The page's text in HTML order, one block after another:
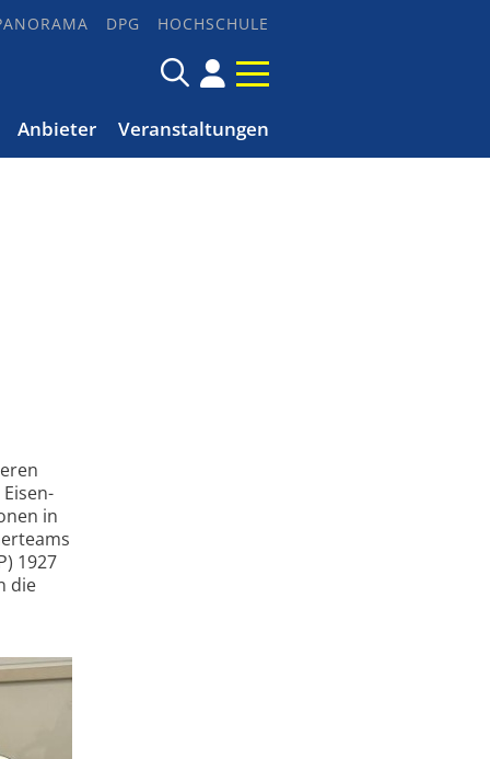
DPG HOCHSCHULE
Anbieter Veranstaltungen
in
1927
die